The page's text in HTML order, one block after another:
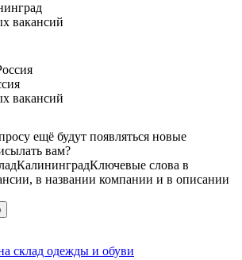
вакансий
вакансий
ещё будут появляться новые
вам?
КалининградКлючевые слова в
в названии компании и в описании
склад одежды и обуви